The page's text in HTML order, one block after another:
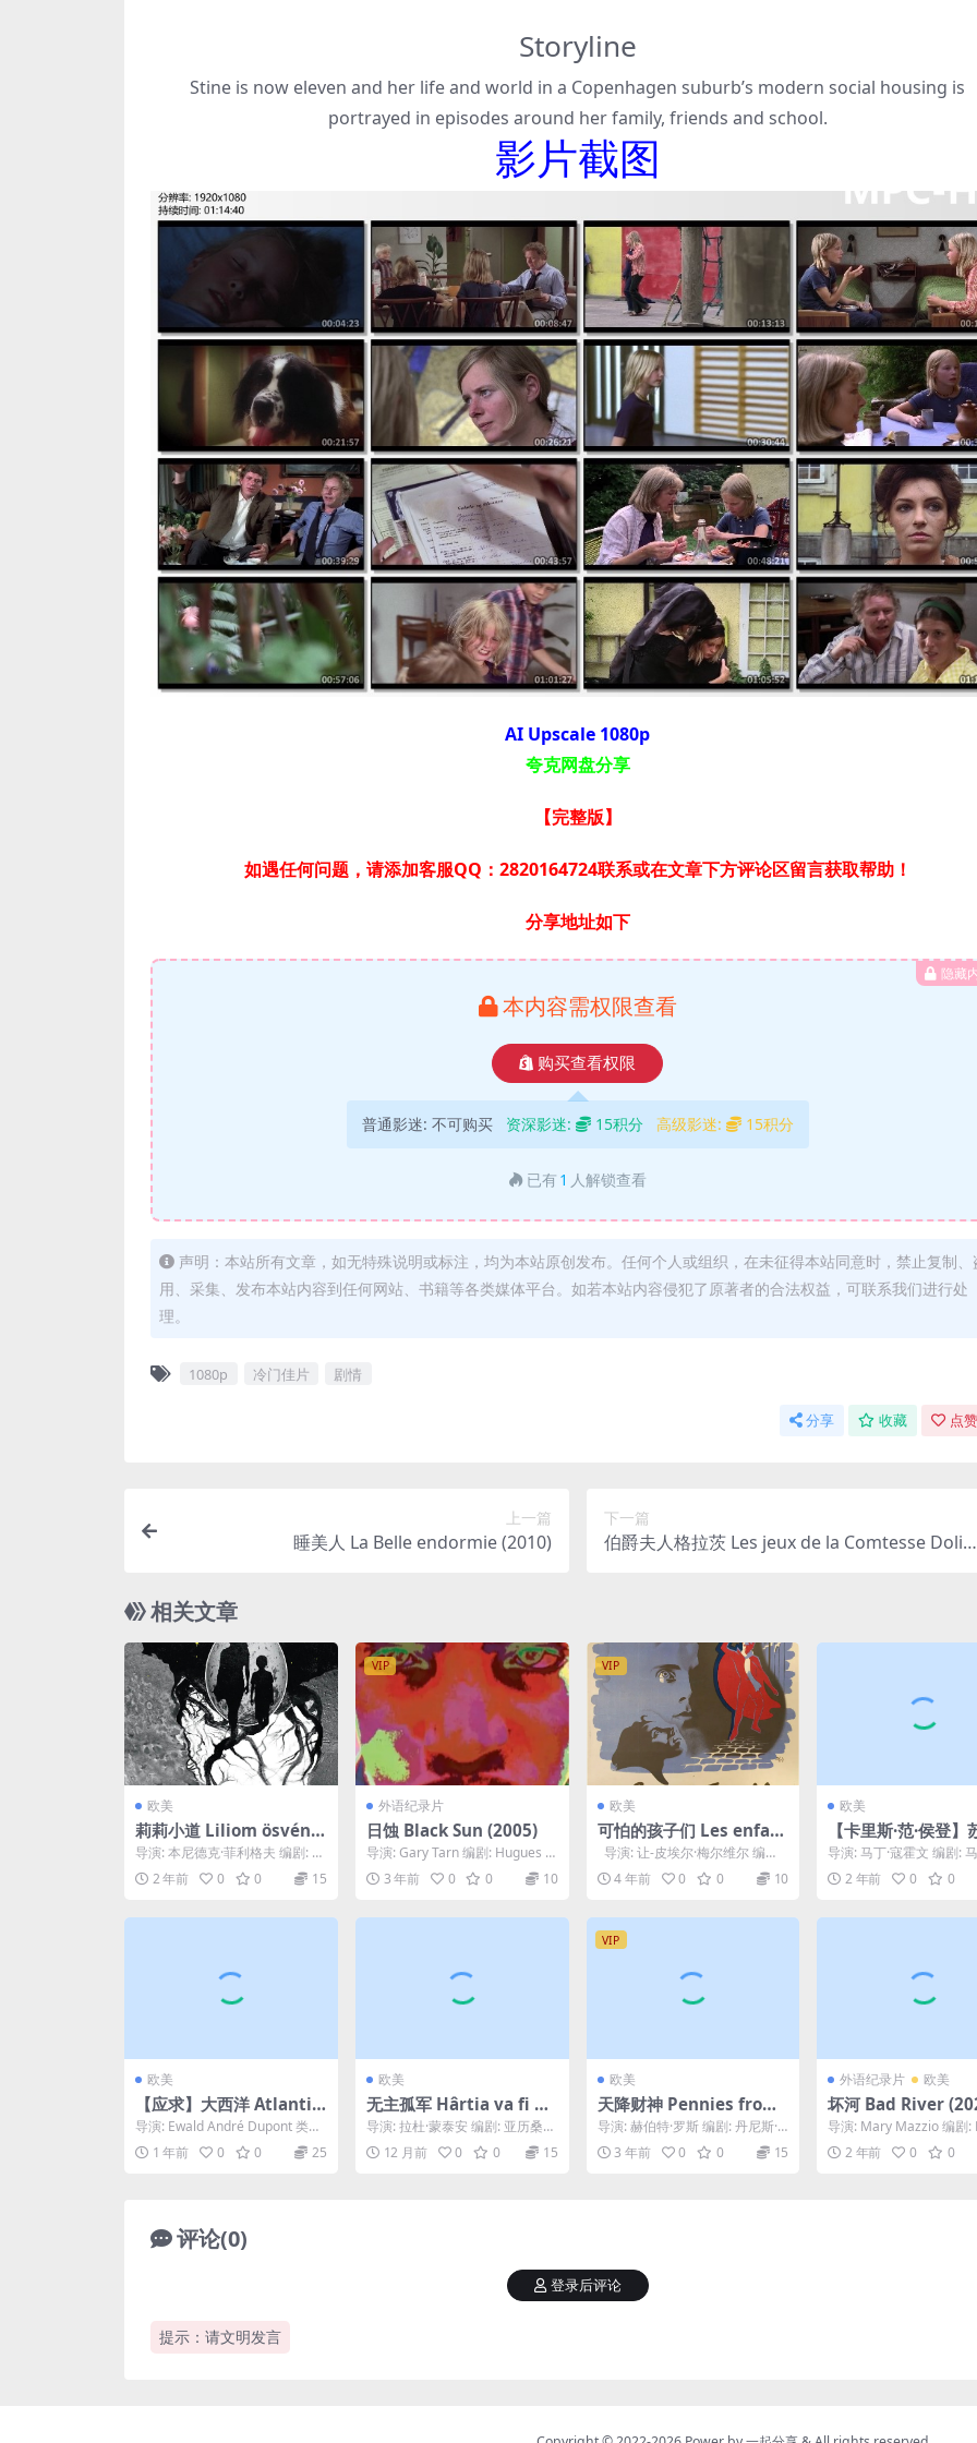
Storyline
Stine is now eleven and her life and world in a Copenhagen suburb’s modern social housing is
portrayed in episodes around her family, friends and school.
影片截图
AI Upscale 1080p
夸克网盘分享
【完整版】
如遇任何问题，请添加客服QQ：2820164724联系或在文章下方评论区留言获取帮助！
分享地址如下
隐藏
本内容需权限查看
购买查看权限
普通影迷: 不可购买 资深影迷: 15积分 高级影迷: 15积分
已有 1 人解锁查看
声明：本站所有文章，如无特殊说明或标注，均为本站原创发布。任何个人或组织，在未征得本站同意时，禁止复制、
用、采集、发布本站内容到任何网站、书籍等各类媒体平台。如若本站内容侵犯了原著者的合法权益，可联系我们进行处
理。
1080p 冷门佳片 剧情
分享 收藏 点
上一篇
睡美人 La Belle endormie (2010)
下一篇
伯爵夫人格拉茨 Les jeux de la Comtesse Dolin
相关文章
欧美
莉莉小道 Liliom ösvény
(2016)
导演: 本尼德克·菲利格夫 编剧: 本
尼德克·菲利格夫 主演: Angéla
S... 2 年前 0 0 15
VIP
外语纪录片
日蚀 Black Sun (2005)
导演: Gary Tarn 编剧: Hugues d
e Montalembert...
3 年前 0 0 10
VIP
欧美
可怕的孩子们 Les enfant
s terribles (1950)
导演: 让-皮埃尔·梅尔维尔 编
剧: 让-皮埃尔·梅尔维尔 / 让...
4 年前 0 0 10
欧美
【卡里斯·范·侯登】
uzy Q (1999)
导演: 马丁·寇霍文 编剧:
霍文 / Frouke Fokkema
2 年前 0 0
欧美
【应求】大西洋 Atlantic
(1929)
导演: Ewald André Dupont 类
型: 剧情 / 历史 制片国家/...
1 年前 0 0 25
欧美
无主孤军 Hârtia va fi al
bastră (2006)
导演: 拉杜·蒙泰安 编剧: 亚历桑德
罗·巴丘 / 拉杜·蒙泰安 / 勒兹万·
勒...12 月前 0 0 15
VIP
欧美
天降财神 Pennies from
Heaven (1981)
导演: 赫伯特·罗斯 编剧: 丹尼斯·
波特 主演: 史蒂夫·马丁 / 伯纳黛
特·...3 年前 0 0 15
外语纪录片 欧美
坏河 Bad River
导演: Mary Mazzio 编剧:
Mazzio 主演: 爱德华·...
2 年前 0 0
评论(0)
提示：请文明发言
登录后评论